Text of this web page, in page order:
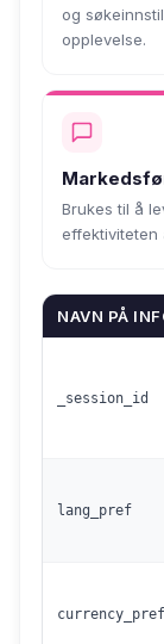
og
opplevelse.
Brukes til å
effektiviteten
NAVN PÅ
_session_id
lang_pref
currency_pref